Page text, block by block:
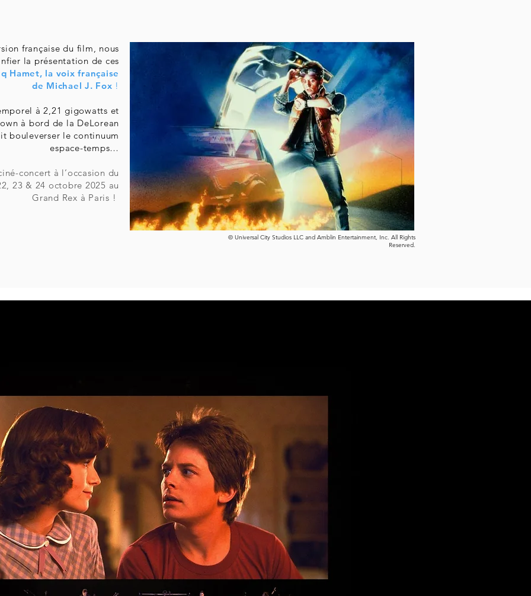
française du film, nous
la présentation de ces
Hamet, la voix française
de Michael J. Fox !
à 2,21 gigowatts et
à bord de la DeLorean
bouleverser le continuum
espace-temps…
concert à l’occasion du
23 & 24 octobre 2025 au
Grand Rex à Paris !
© Universal City Studios LLC and Amblin Entertainment, Inc. All Rights
Reserved.